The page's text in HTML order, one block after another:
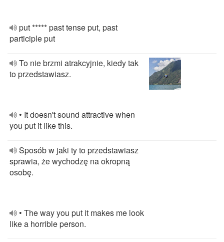
put ***** past tense put, past
participle put
To nie brzmi atrakcyjnie, kiedy tak
to przedstawiasz.
• It doesn't sound attractive when
you put it like this.
Sposób w jaki ty to przedstawiasz
sprawia, że wychodzę na okropną
osobę.
• The way you put it makes me look
like a horrible person.